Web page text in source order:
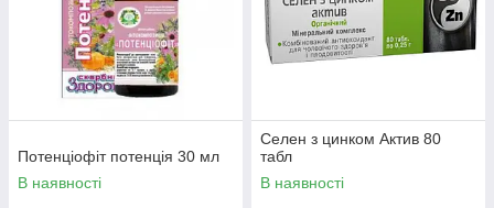
Потенціофіт потенція 30 мл
В наявності
Селен з цинком Актив 80
табл
В наявності